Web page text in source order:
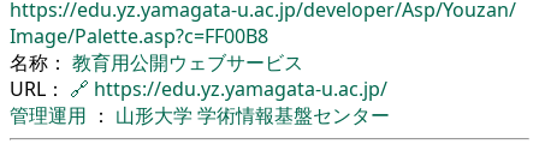
https://edu.yz.yamagata-u.ac.jp/developer/Asp/Youzan/
Image/Palette.asp?c=FF00B8
名称： 教育用公開ウェブサービス
URL： 🔗 https://edu.yz.yamagata-u.ac.jp/
管理運用 ： 山形大学 学術情報基盤センター